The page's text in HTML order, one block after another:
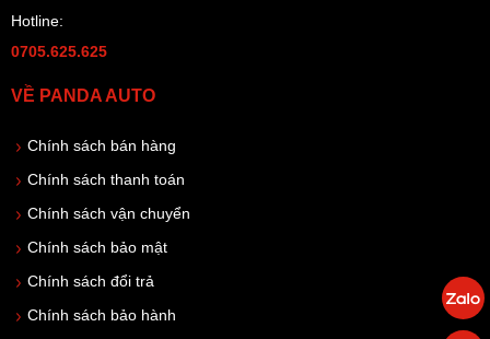
Hotline:
0705.625.625
VỀ PANDA AUTO
Chính sách bán hàng
Chính sách thanh toán
Chính sách vận chuyển
Chính sách bảo mật
Chính sách đổi trả
Chính sách bảo hành